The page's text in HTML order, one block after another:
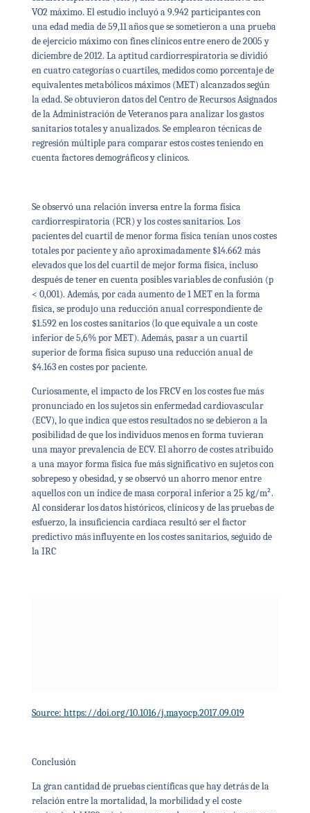
VO2 máximo. El estudio incluyó a 9.942 participantes con
una edad media de 59,11 años que se sometieron a una prueba
de ejercicio máximo con fines clínicos entre enero de 2005 y
diciembre de 2012. La aptitud cardiorrespiratoria se dividió
en cuatro categorías o cuartiles, medidos como porcentaje de
equivalentes metabólicos máximos (MET) alcanzados según
la edad. Se obtuvieron datos del Centro de Recursos Asignados
de la Administración de Veteranos para analizar los gastos
sanitarios totales y anualizados. Se emplearon técnicas de
regresión múltiple para comparar estos costes teniendo en
cuenta factores demográficos y clínicos.
Se observó una relación inversa entre la forma física
cardiorrespiratoria (FCR) y los costes sanitarios. Los
pacientes del cuartil de menor forma física tenían unos costes
totales por paciente y año aproximadamente $14.662 más
elevados que los del cuartil de mejor forma física, incluso
después de tener en cuenta posibles variables de confusión (p
< 0,001). Además, por cada aumento de 1 MET en la forma
física, se produjo una reducción anual correspondiente de
$1.592 en los costes sanitarios (lo que equivale a un coste
inferior de 5,6% por MET). Además, pasar a un cuartil
superior de forma física supuso una reducción anual de
$4.163 en costes por paciente.
Curiosamente, el impacto de los FRCV en los costes fue más
pronunciado en los sujetos sin enfermedad cardiovascular
(ECV), lo que indica que estos resultados no se debieron a la
posibilidad de que los individuos menos en forma tuvieran
una mayor prevalencia de ECV. El ahorro de costes atribuido
a una mayor forma física fue más significativo en sujetos con
sobrepeso y obesidad, y se observó un ahorro menor entre
aquellos con un índice de masa corporal inferior a 25 kg/m².
Al considerar los datos históricos, clínicos y de las pruebas de
esfuerzo, la insuficiencia cardiaca resultó ser el factor
predictivo más influyente en los costes sanitarios, seguido de
la IRC
Source: https://doi.org/10.1016/j.mayocp.2017.09.019
Conclusión
La gran cantidad de pruebas científicas que hay detrás de la
relación entre la mortalidad, la morbilidad y el coste